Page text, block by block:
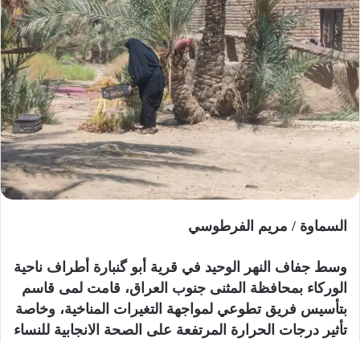
ل
ب
ر
ي
د
ا
إ
ك
ت
و
ي
ا
السماوة / مريم الفرطوسي
وسط جفاف النهر الوحيد في قرية أبو گنبارة أطراف ناحية
الوركاء بمحافظة المثنى جنوب العراق، قامت لمى قاسم
بتأسيس فريق تطوعي لمواجهة التغيرات المناخية، وخاصة
تأثير درجات الحرارة المرتفعة على الصحة الانجابية للنساء